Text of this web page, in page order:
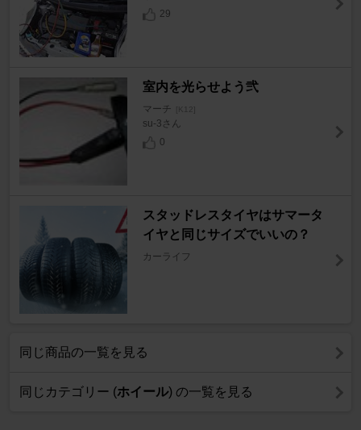
29
室内を光らせよう弐
マーチ
su-3さん
0
スタッドレスタイヤはサマータ
イヤと同じサイズでいいの？
カーライフ
同じ商品の一覧を見る
同じカテゴリー (ホイール) の一覧を見る